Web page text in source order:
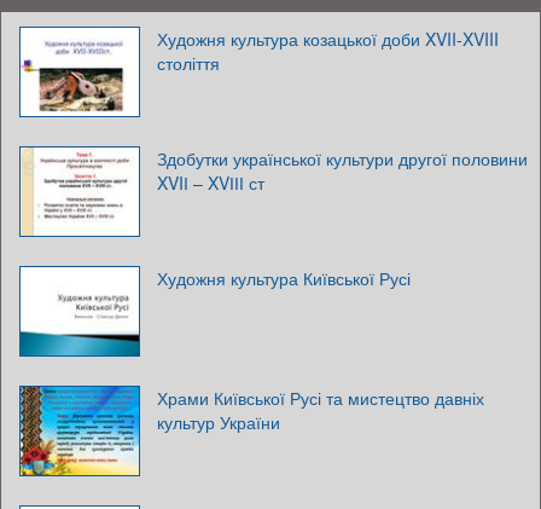
Художня культура козацької доби XVII-XVIII
століття
Здобутки української культури другої половини
XVIІ – XVІІІ ст
Художня культура Київської Русі
Храми Київської Русі та мистецтво давніх
культур України